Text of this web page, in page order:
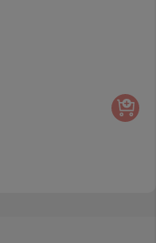
Cor Fp50+ Kids Protect &